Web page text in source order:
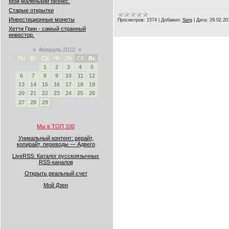
Старые открытки
Инвестиционные монеты
Хетти Грин - самый странный
инвестор.
« Февраль 2012 »
Пн
Вт Ср Чт Пт Сб
Вс
1
2 3 4
5
6
7 8 9 10 11
12
13
14 15 16 17 18
19
20
21 22 23 24 25
26
27
28 29
Мы в ТОП 100
Уникальный контент: рерайт,
копирайт, переводы — Адвего
LiveRSS: Каталог русскоязычных
RSS-каналов
Открыть реальный счет
Мой Дзен
Просмотров: 1574 Добавил: Serg Дата: